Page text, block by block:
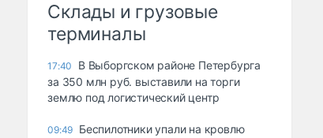
Склады и грузовые
терминалы
17:40
В Выборгском районе Петербурга
за 350 млн руб. выставили на торги
землю под логистический центр
09:49 Беспилотники упали на кровлю